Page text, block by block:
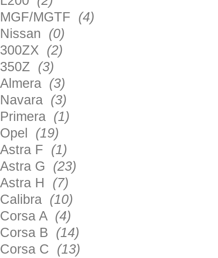
MGF/MGTF (4)
Nissan (0)
300ZX (2)
350Z (3)
Almera (3)
Navara (3)
Primera (1)
Opel (19)
Astra F (1)
Astra G (23)
Astra H (7)
Calibra (10)
Corsa A (4)
Corsa B (14)
Corsa C (13)